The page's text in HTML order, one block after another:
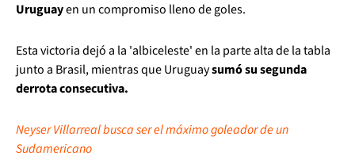
Uruguayen un compromiso lleno de goles.
Esta victoria dejó a la 'albiceleste' en la parte alta de la tabla
junto a Brasil, mientras que Uruguaysumó su segunda
derrota consecutiva.
Neyser Villarreal busca ser el máximo goleador de un
Sudamericano